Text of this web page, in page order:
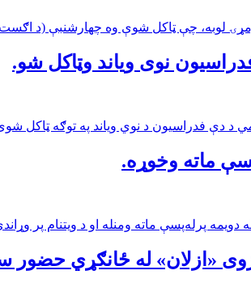
لومړۍ لوبه، چې ټاکل شوې وه چهارشنبې (د
نوی ویاند وټاکل شو.
د دې فدراسیون د نوي ویاند په توګه
ماته وخوړه.
پر وړاندې یې د ۲-۱ په پایله کې لوبه وبایلله.د افغانستان
«ازلان» له ځانګړي حضور